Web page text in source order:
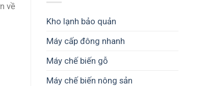
về
Kho lạnh bảo quản
Máy cấp đông nhanh
Máy chế biến gỗ
Máy chế biến nông sản